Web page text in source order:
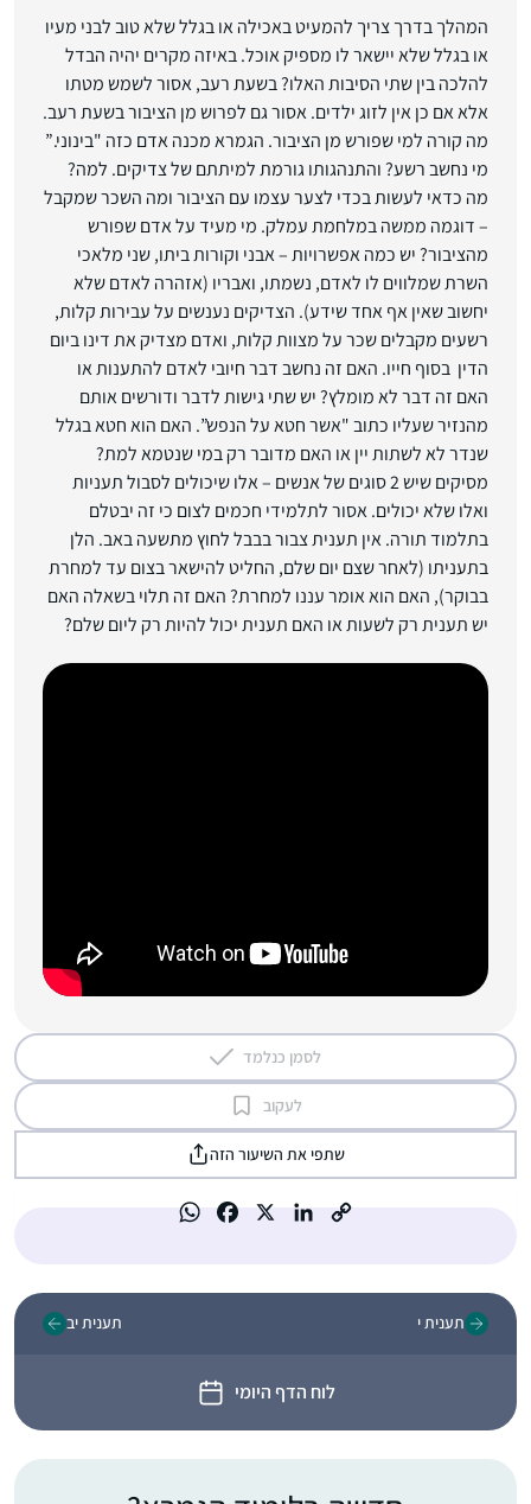
המהלך בדרך צריך להמעיט באכילה או בגלל שלא טוב לבני מעיו
או בגלל שלא יישאר לו מספיק אוכל. באיזה מקרים יהיה הבדל
להלכה בין שתי הסיבות האלו? בשעת רעב, אסור לשמש מטתו
אלא אם כן אין לזוג ילדים. אסור גם לפרוש מן הציבור בשעת רעב.
מה קורה למי שפורש מן הציבור. הגמרא מכנה אדם כזה "בינוני.”
מי נחשב רשע? והתנהגותו גורמת למיתתם של צדיקים. למה?
מה כדאי לעשות בכדי לצער עצמו עם הציבור ומה השכר שמקבל
– דוגמה ממשה במלחמת עמלק. מי מעיד על אדם שפורש
מהציבור? יש כמה אפשרויות – אבני וקורות ביתו, שני מלאכי
השרת שמלווים לו לאדם, נשמתו, ואבריו (אזהרה לאדם שלא
יחשוב שאין אף אחד שידע). הצדיקים נענשים על עבירות קלות,
רשעים מקבלים שכר על מצוות קלות, ואדם מצדיק את דינו ביום
הדין בסוף חייו. האם זה נחשב דבר חיובי לאדם להתענות או
האם זה דבר לא מומלץ? יש שתי גישות לדבר ודורשים אותם
מהנזיר שעליו כתוב "אשר חטא על הנפש”. האם הוא חטא בגלל
שנדר לא לשתות יין או האם מדובר רק במי שנטמא למת?
מסיקים שיש 2 סוגים של אנשים – אלו שיכולים לסבול תעניות
ואלו שלא יכולים. אסור לתלמידי חכמים לצום כי זה יבטלם
בתלמוד תורה. אין תענית צבור בבבל לחוץ מתשעה באב. הלן
בתעניתו (לאחר שצם יום שלם, החליט להישאר בצום עד למחרת
בבוקר), האם הוא אומר עננו למחרת? האם זה תלוי בשאלה האם
יש תענית רק לשעות או האם תענית יכול להיות רק ליום שלם?
לסמן כנלמד
לעקוב
שתפי את השיעור הזה
תענית י
לוח הדף היומי
תענית יב